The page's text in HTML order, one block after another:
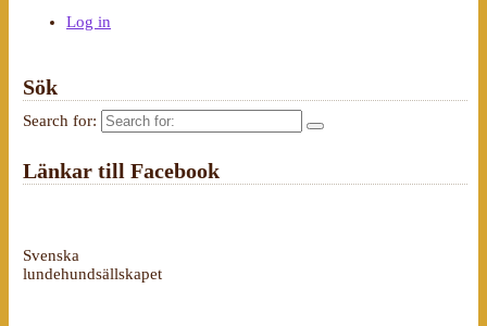
Log in
Sök
Search for:
Länkar till Facebook
Svenska
lundehundsällskapet